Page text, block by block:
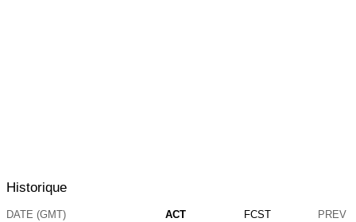
Historique
DATE (GMT) ACT FCST PREV